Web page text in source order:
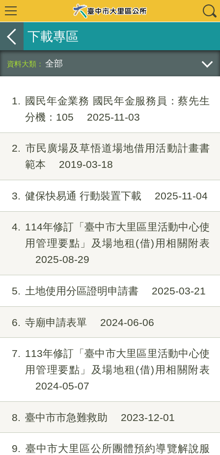
下載專區
全部
1
國民年金業務 國民年金服務員：蔡先生
分機：105
2025-11-03
2
市民廣場及草悟道場地借用活動計畫書
範本
2019-03-18
3 健保快易通 行動裝置下載 2025-11-04
4
114年修訂「臺中市大里區里活動中心使
用管理要點」及場地租(借)用相關附表
2025-08-29
5 土地使用分區證明申請書 2025-03-21
6 寺廟申請表單 2024-06-06
7
113年修訂「臺中市大里區里活動中心使
用管理要點」及場地租(借)用相關附表
2024-05-07
8 臺中市市急難救助 2023-12-01
9
臺中市大里區公所團體預約導覽解說服